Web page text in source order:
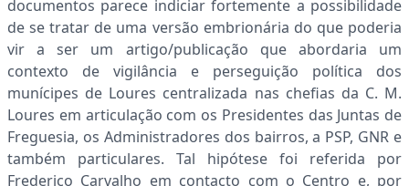
documentos parece indiciar fortemente a possibilidade
de se tratar de uma versão embrionária do que poderia
vir a ser um artigo/publicação que abordaria um
contexto de vigilância e perseguição política dos
munícipes de Loures centralizada nas chefias da C. M.
Loures em articulação com os Presidentes das Juntas de
Freguesia, os Administradores dos bairros, a PSP, GNR e
também particulares. Tal hipótese foi referida por
Frederico Carvalho em contacto com o Centro e, por